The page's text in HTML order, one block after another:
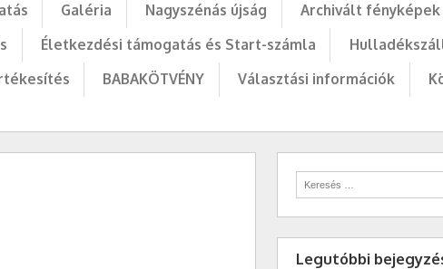
Galéria Nagyszénás újság Archivált fényképek
Életkezdési támogatás és Start-számla
BABAKÖTVÉNY Választási információk
Legutóbbi